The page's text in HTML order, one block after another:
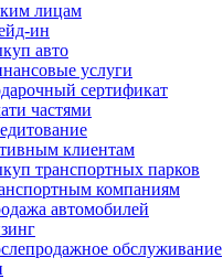
лицам
ин
авто
услуги
сертификат
частями
клиентам
транспортных парков
компаниям
автомобилей
обслуживание